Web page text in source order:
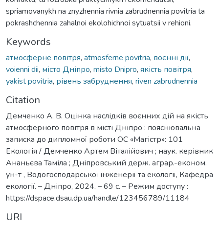
spriamovanykh na znyzhennia rivnia zabrudnennia povitria ta
pokrashchennia zahalnoi ekolohichnoi sytuatsii v rehioni.
Keywords
атмосферне повітря, atmosferne povitria, воєнні дії,
voienni dii, місто Дніпро, misto Dnipro, якість повітря,
yakist povitria, рівень забруднення, riven zabrudnennia
Citation
Демченко А. В. Оцінка наслідків воєнних дій на якість
атмосферного повітря в місті Дніпро : пояснювальна
записка до дипломної роботи ОС «Магістр»: 101
Екологія / Демченко Артем Віталійович ; наук. керівник
Ананьєва Таміла ; Дніпровський держ. аграр.-економ.
ун-т , Водогосподарської інженерії та екології, Кафедра
екології. – Дніпро, 2024. – 69 с. – Режим доступу :
https://dspace.dsau.dp.ua/handle/123456789/11184
URI